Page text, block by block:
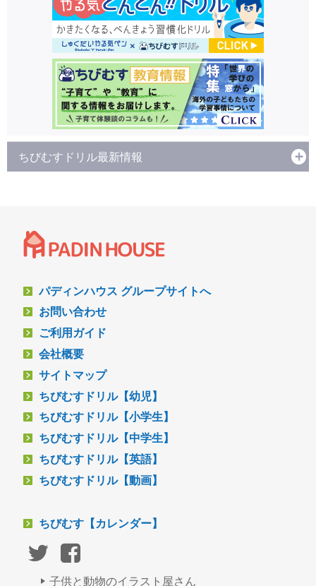
ちびむすドリル最新情報
パディンハウス グループサイトへ
お問い合わせ
ご利用ガイド
会社概要
サイトマップ
ちびむすドリル【幼児】
ちびむすドリル【小学生】
ちびむすドリル【中学生】
ちびむすドリル【英語】
ちびむすドリル【動画】
ちびむす【カレンダー】
子供と動物のイラスト屋さん